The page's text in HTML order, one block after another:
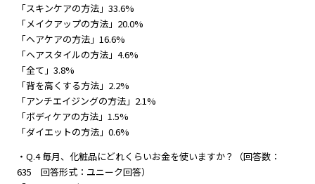
「スキンケアの方法」33.6%
「メイクアップの方法」20.0%
「ヘアケアの方法」16.6%
「ヘアスタイルの方法」4.6%
「全て」3.8%
「背を高くする方法」2.2%
「アンチエイジングの方法」2.1%
「ボディケアの方法」1.5%
「ダイエットの方法」0.6%
・Q.4 毎月、化粧品にどれくらいお金を使いますか？（回答数：
635 回答形式：ユニーク回答）